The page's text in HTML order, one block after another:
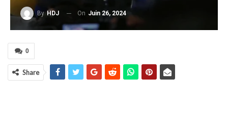
By HDJ On Juin 26, 2024
0
Share